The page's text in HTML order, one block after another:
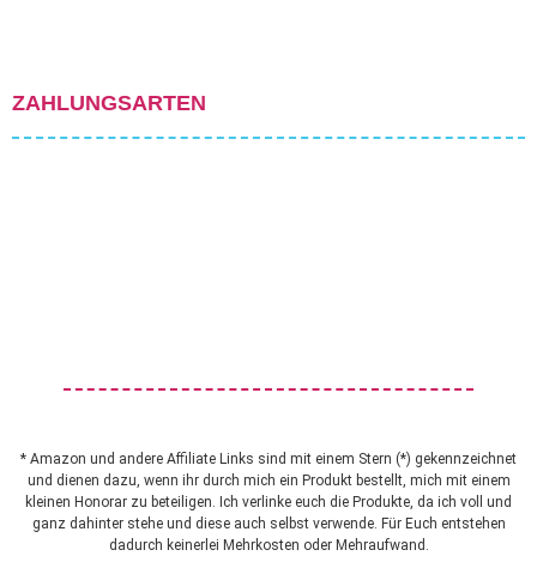
ZAHLUNGSARTEN
* Amazon und andere Affiliate Links sind mit einem Stern (*) gekennzeichnet
und dienen dazu, wenn ihr durch mich ein Produkt bestellt, mich mit einem
kleinen Honorar zu beteiligen. Ich verlinke euch die Produkte, da ich voll und
ganz dahinter stehe und diese auch selbst verwende. Für Euch entstehen
dadurch keinerlei Mehrkosten oder Mehraufwand.